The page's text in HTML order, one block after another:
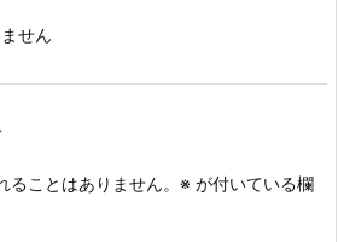
せん
ることはありません。 ※ が付いている欄